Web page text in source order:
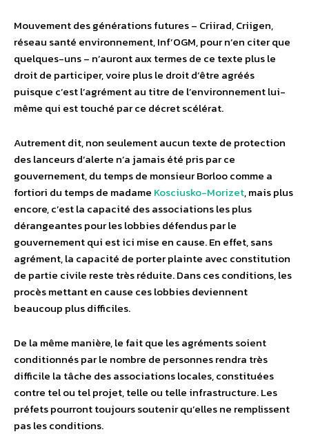
Mouvement des générations futures – Criirad, Criigen,
réseau santé environnement, Inf’OGM, pour n’en citer que
quelques-uns – n’auront aux termes de ce texte plus le
droit de participer, voire plus le droit d’être agréés
puisque c’est l’agrément au titre de l’environnement lui-
même qui est touché par ce décret scélérat.
Autrement dit, non seulement aucun texte de protection
des lanceurs d’alerte n’a jamais été pris par ce
gouvernement, du temps de monsieur Borloo comme a
fortiori du temps de madame Kosciusko-Morizet, mais plus
encore, c’est la capacité des associations les plus
dérangeantes pour les lobbies défendus par le
gouvernement qui est ici mise en cause. En effet, sans
agrément, la capacité de porter plainte avec constitution
de partie civile reste très réduite. Dans ces conditions, les
procès mettant en cause ces lobbies deviennent
beaucoup plus difficiles.
De la même manière, le fait que les agréments soient
conditionnés par le nombre de personnes rendra très
difficile la tâche des associations locales, constituées
contre tel ou tel projet, telle ou telle infrastructure. Les
préfets pourront toujours soutenir qu’elles ne remplissent
pas les conditions.